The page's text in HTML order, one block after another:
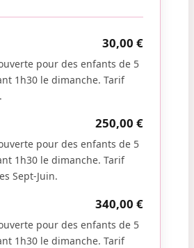
30,00 €
pour des enfants de 5
1h30 le dimanche. Tarif
250,00 €
pour des enfants de 5
1h30 le dimanche. Tarif
Sept-Juin.
340,00 €
pour des enfants de 5
1h30 le dimanche. Tarif